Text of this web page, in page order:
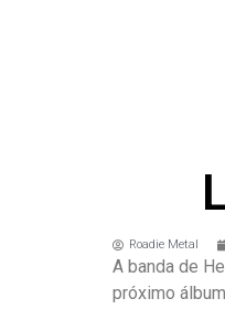
Roadie Metal
A banda de
próximo